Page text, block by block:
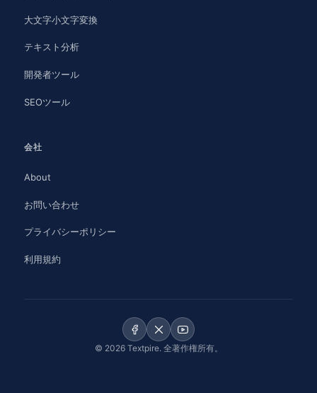
大文字小文字変換
テキスト分析
開発者ツール
SEOツール
会社
About
お問い合わせ
プライバシーポリシー
利用規約
© 2026 Textpire. 全著作権所有。